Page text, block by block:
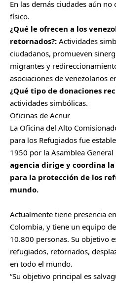
En las demás ciudades aún
físico.
¿Qué le ofrecen a los
retornados?: Actividades
ciudadanos, promueven
migrantes y
asociaciones de venezolanos
¿Qué tipo de donaciones
actividades simbólicas.
Oficinas de Acnur
La Oficina del Alto
para los Refugiados fue
1950 por la Asamblea General
agencia dirige y coordina
para la protección de los
mundo.
Actualmente tiene presencia
Colombia, y tiene un equipo de
10.800 personas. Su objetivo
refugiados, retornados,
en todo el mundo.
“Su objetivo principal es